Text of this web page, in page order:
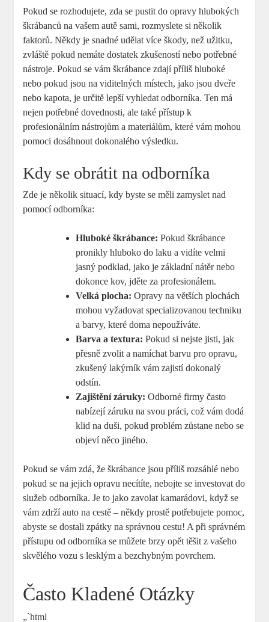
Pokud se rozhodujete, zda se pustit do opravy hlubokých
škrábanců na vašem autě sami, rozmyslete si několik
faktorů. Někdy je snadné udělat více škody,⁣ než užitku,
zvláště pokud nemáte dostatek zkušeností​ nebo potřebné
nástroje. Pokud se vám škrábance zdají příliš hluboké
nebo pokud jsou⁤ na viditelných místech, jako jsou ‌dveře
nebo kapota, ⁣je určitě lepší vyhledat odborníka. Ten ​má
nejen potřebné ⁢dovednosti, ale také přístup k
profesionálním nástrojům a materiálům, které vám ‌mohou
pomoci dosáhnout dokonalého výsledku.
Kdy se obrátit na odborníka
Zde je několik situací, kdy byste se měli zamyslet nad
pomocí⁤ odborníka:
Hluboké škrábance: Pokud škrábance
pronikly hluboko do laku a vidíte velmi
jasný⁣ podklad, jako je základní nátěr nebo‍
dokonce kov, jděte za profesionálem.
Velká plocha: Opravy na větších plochách
mohou vyžadovat specializovanou techniku
a barvy, které doma nepoužíváte.
Barva a textura: Pokud si nejste jisti, jak
přesně zvolit a namíchat barvu pro ⁣opravu,
zkušený lakýrník vám zajistí dokonalý
odstín.
Zajištění záruky: Odborné firmy často
nabízejí záruku na svou práci, což vám‌ dodá‍
klid na duši, ​pokud problém zůstane nebo se
objeví něco jiného.
Pokud se vám⁣ zdá, že škrábance jsou​ příliš rozsáhlé nebo
pokud se na jejich opravu necítíte, nebojte⁢ se investovat do
služeb odborníka. Je to jako zavolat kamarádovi, když se
vám ⁣zdrží auto na cestě – někdy prostě⁣ potřebujete pomoc,
abyste se dostali zpátky na ⁤správnou cestu! A při správném
přístupu od odborníka se můžete brzy opět těšit z vašeho
skvělého vozu s lesklým a bezchybným povrchem.
Často Kladené Otázky
„`html